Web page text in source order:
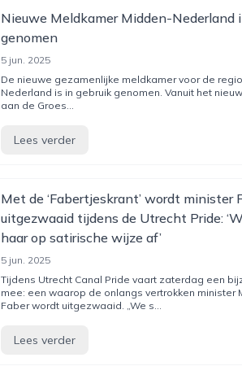
Nieuwe Meldkamer Midden-Nederland
genomen
5 jun. 2025
De nieuwe gezamenlijke meldkamer voor de
Nederland is in gebruik genomen. Vanuit het
aan de Groes...
Lees verder
Met de ‘Fabertjeskrant’ wordt minister
uitgezwaaid tijdens de Utrecht Pride:
haar op satirische wijze af’
5 jun. 2025
Tijdens Utrecht Canal Pride vaart zaterdag een
mee: een waarop de onlangs vertrokken minister
Faber wordt uitgezwaaid. „We s...
Lees verder